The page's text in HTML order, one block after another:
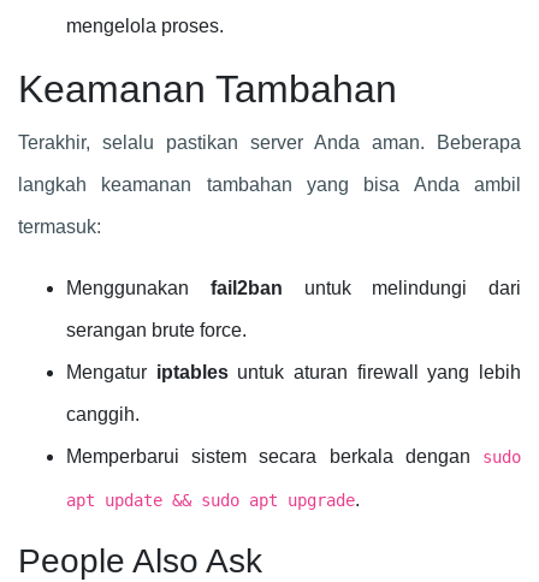
mengelola proses.
Keamanan Tambahan
Terakhir, selalu pastikan server Anda aman. Beberapa
langkah keamanan tambahan yang bisa Anda ambil
termasuk:
Menggunakan fail2ban untuk melindungi dari
serangan brute force.
Mengatur iptablesuntuk aturan firewall yang lebih
canggih.
Memperbarui sistem secara berkala dengan sudo
apt update && sudo apt upgrade.
People Also Ask